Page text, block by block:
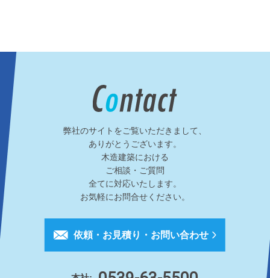
弊社のサイトをご覧いただきまして、
ありがとうございます。
木造建築における
ご相談・ご質問
全てに対応いたします。
お気軽にお問合せください。
依頼・お見積り・お問い合わせ